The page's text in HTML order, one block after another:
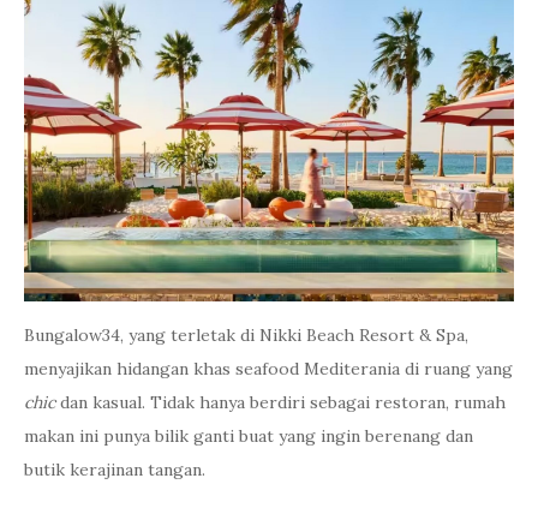
Bungalow34, yang terletak di Nikki Beach Resort & Spa,
menyajikan hidangan khas seafood Mediterania di ruang yang
chicdan kasual. Tidak hanya berdiri sebagai restoran, rumah
makan ini punya bilik ganti buat yang ingin berenang dan
butik kerajinan tangan.